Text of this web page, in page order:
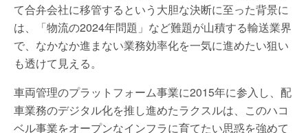
て合弁会社に移管するという大胆な決断に至った背景に
は、「物流の2024年問題」など難題が山積する輸送業界
で、なかなか進まない業務効率化を一気に進めたい狙い
も透けて見える。
車両管理のプラットフォーム事業に2015年に参入し、配
車業務のデジタル化を推し進めたラクスルは、このハコ
ベル事業をオープンなインフラに育てたい思惑を強めて